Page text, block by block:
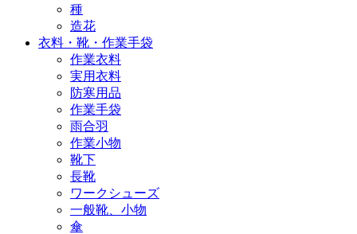
種
造花
衣料・靴・作業手袋
作業衣料
実用衣料
防寒用品
作業手袋
雨合羽
作業小物
靴下
長靴
ワークシューズ
一般靴、小物
傘